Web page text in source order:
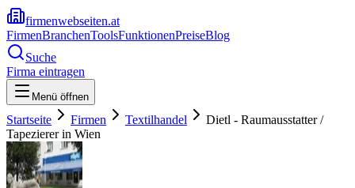
firmenwebseiten.at
FirmenBranchenToolsFunktionenPreiseBlog
Suche
Firma eintragen
Menü öffnen
Startseite Firmen Textilhandel
Dietl - Raumausstatter /
Tapezierer in Wien